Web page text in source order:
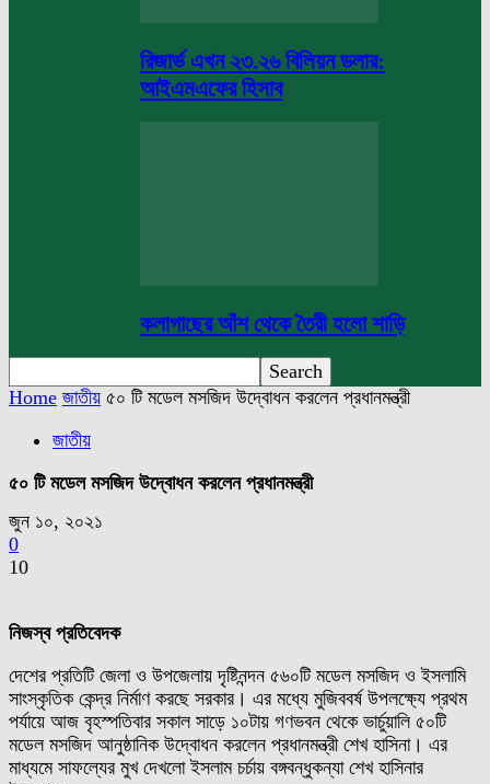
রিজার্ভ এখন ২৩.২৬ বিলিয়ন ডলার:
আইএমএফের হিসাব
কলাগাছের আঁশ থেকে তৈরী হলো শাড়ি
Home জাতীয় ৫০ টি মডেল মসজিদ উদ্বোধন করলেন প্রধানমন্ত্রী
জাতীয়
৫০ টি মডেল মসজিদ উদ্বোধন করলেন প্রধানমন্ত্রী
জুন ১০, ২০২১
0
10
নিজস্ব প্রতিবেদক
দেশের প্রতিটি জেলা ও উপজেলায় দৃষ্টিনন্দন ৫৬০টি মডেল মসজিদ ও ইসলামি
সাংস্কৃতিক কেন্দ্র নির্মাণ করছে সরকার। এর মধ্যে মুজিববর্ষ উপলক্ষ্যে প্রথম
পর্যায়ে আজ বৃহস্পতিবার সকাল সাড়ে ১০টায় গণভবন থেকে ভার্চুয়ালি ৫০টি
মডেল মসজিদ আনুষ্ঠানিক উদ্বোধন করলেন প্রধানমন্ত্রী শেখ হাসিনা। এর
মাধ্যমে সাফল্যের মুখ দেখলো ইসলাম চর্চায় বঙ্গবন্ধুকন্যা শেখ হাসিনার